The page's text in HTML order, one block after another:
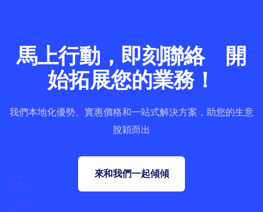
馬上行動，即刻聯絡 開
始拓展您的業務！
我們本地化優勢、實惠價格和一站式解決方案，助您的生意
脫穎而出
來和我們一起傾傾